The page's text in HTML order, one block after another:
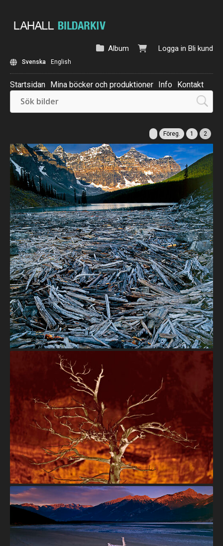
Logga in Bli kund
Album
Svenska English
Startsidan Mina böcker och produktioner Info Kontakt
Beställ: Kalender 2025
Föreg. 1 2